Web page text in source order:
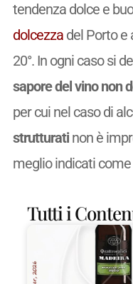
tendenza dolce e
dolcezzadel Porto e
20°. In ogni caso si
sapore del vino non
per cui nel caso di
strutturatinon è
meglio indicati come
Tutti i